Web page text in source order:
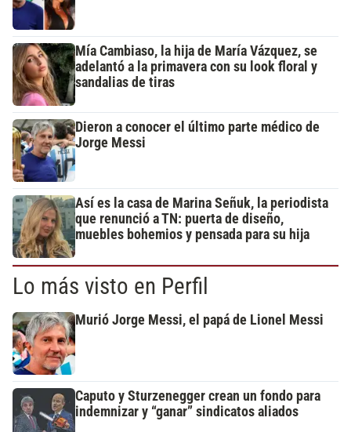
Mía Cambiaso, la hija de María Vázquez, se
adelantó a la primavera con su look floral y
sandalias de tiras
Dieron a conocer el último parte médico de
Jorge Messi
Así es la casa de Marina Señuk, la periodista
que renunció a TN: puerta de diseño,
muebles bohemios y pensada para su hija
Lo más visto en Perfil
Murió Jorge Messi, el papá de Lionel Messi
Caputo y Sturzenegger crean un fondo para
indemnizar y “ganar” sindicatos aliados